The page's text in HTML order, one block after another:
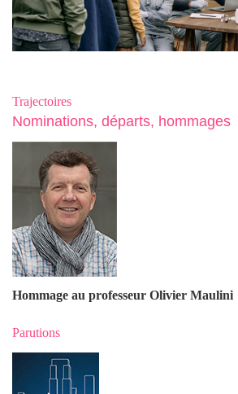
Trajectoires
Nominations, départs, hommages
Hommage au professeur Olivier Maulini
Parutions